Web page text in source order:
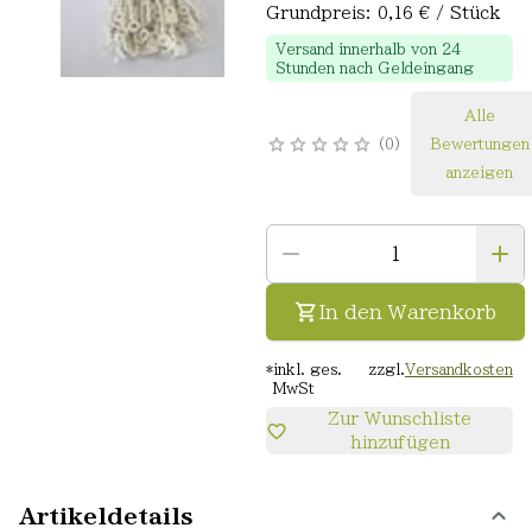
Grundpreis: 0,16 € / Stück
Versand innerhalb von 24
Stunden nach Geldeingang
0
Alle
Bewertungen
anzeigen
In den Warenkorb
*inkl. ges.
MwSt
zzgl. Versandkosten
Zur Wunschliste
hinzufügen
Artikeldetails